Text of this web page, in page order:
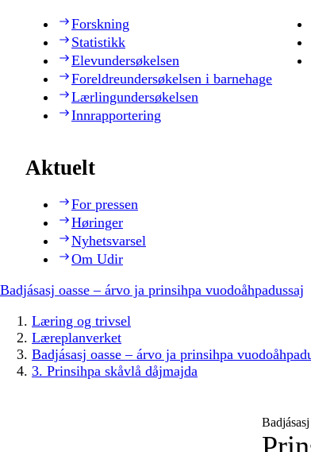
Forskning
Statistikk
Elevundersøkelsen
Foreldreundersøkelsen i barnehage
Lærlingundersøkelsen
Innrapportering
Aktuelt
For pressen
Høringer
Nyhetsvarsel
Om Udir
Badjásasj oasse – árvo ja prinsihpa vuodoåhpadussaj
Læring og trivsel
Læreplanverket
Badjásasj oasse – árvo ja prinsihpa
3. Prinsihpa skåvlå dåjmajda
Badjásasj